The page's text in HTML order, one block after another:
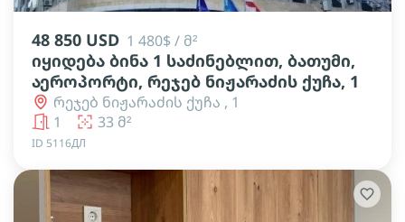
48 850 USD 1 480$ / მ²
იყიდება ბინა 1 საძინებლით, ბათუმი,
აეროპორტი, რეჯებ ნიჟარაძის ქუჩა, 1
რეჯებ ნიჟარაძის ქუჩა , 1
1
33 მ²
ID 5116ДЛ